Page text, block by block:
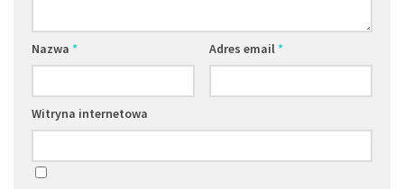
Nazwa * Adres email*
Witryna internetowa